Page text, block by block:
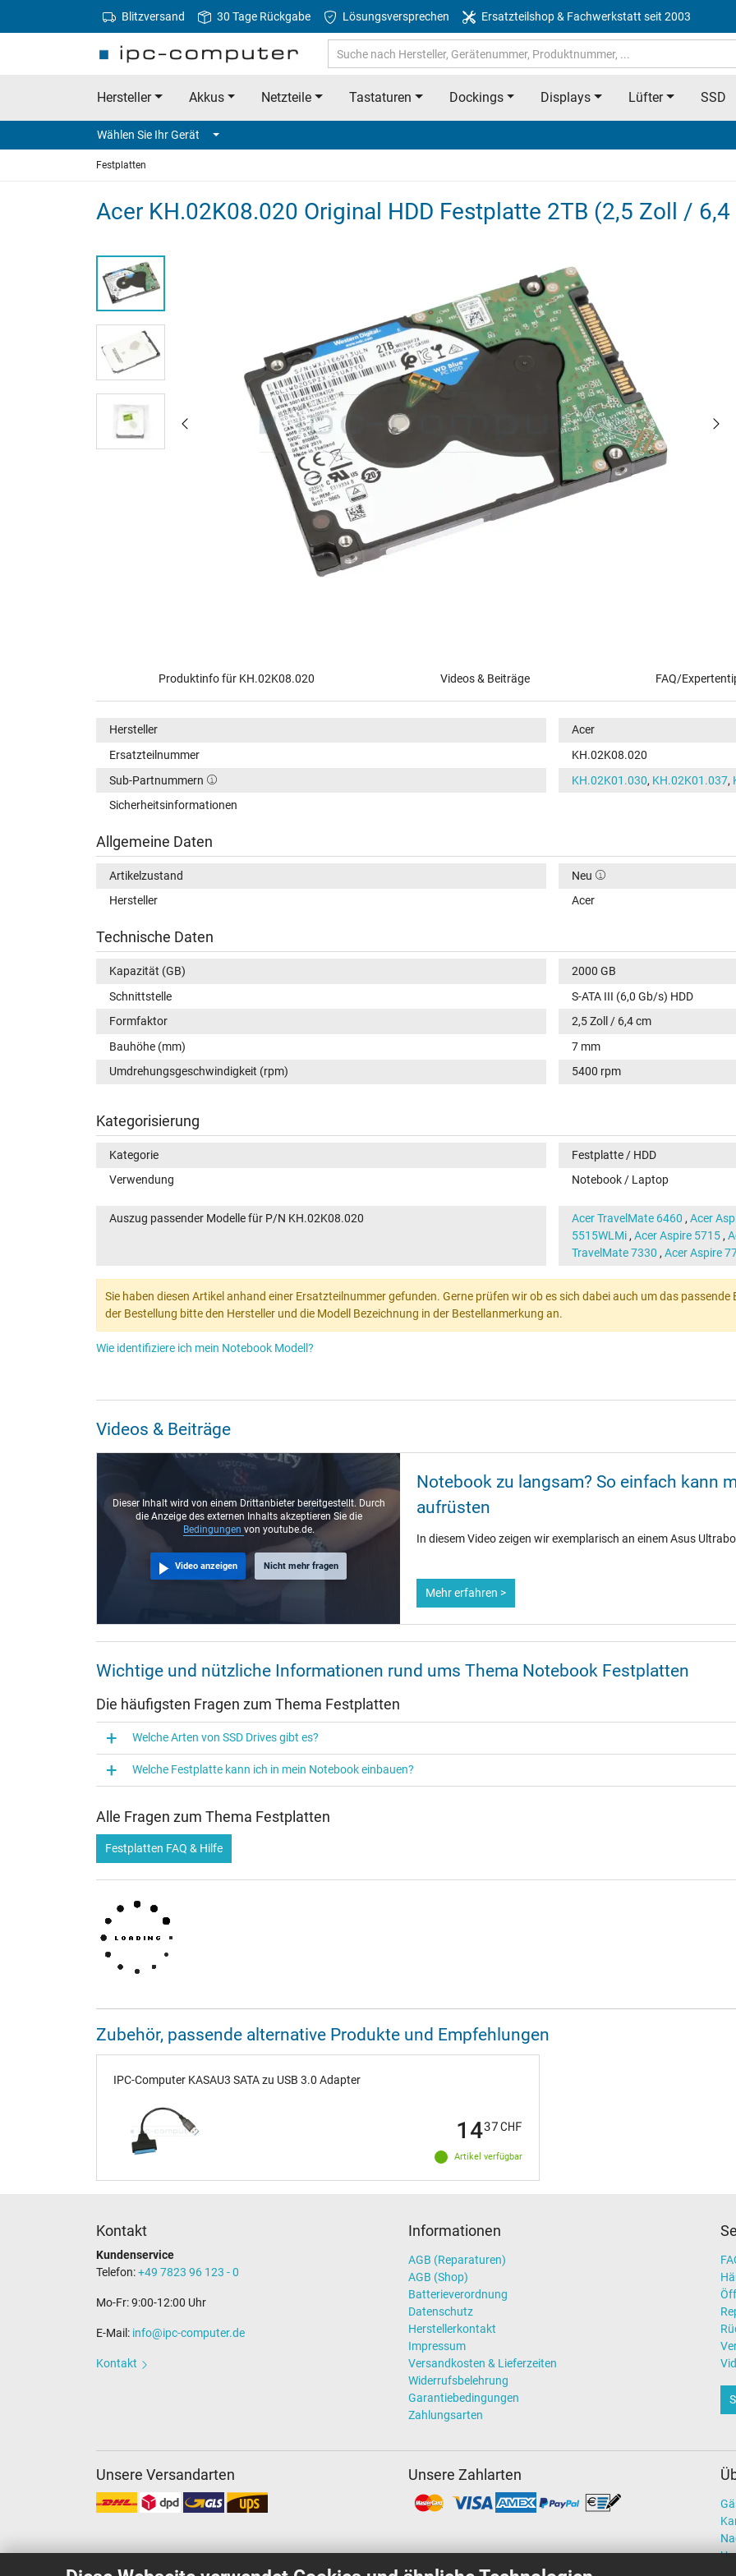
Blitzversand 30 Tage Rückgabe Lösungsversprechen Ersatzteilshop & Fachwerkstatt seit 2003
Hersteller Akkus Netzteile Tastaturen Dockings Displays Lüfter SSD
Wählen Sie Ihr Gerät
Festplatten
Acer KH.02K08.020 Original HDD Festplatte 2TB (2,5 Zoll /
Produktinfo für KH.02K08.020 Videos & Beiträge FAQ/
Hersteller
Acer
Ersatzteilnummer
KH.02K08.020
Sub-Partnummern
KH.02K01.030, KH.02K01.037,
Sicherheitsinformationen
Allgemeine Daten
Artikelzustand
Neu
Hersteller
Acer
Technische Daten
Kapazität (GB)
2000 GB
Schnittstelle
S-ATA III (6,0 Gb/s) HDD
Formfaktor
2,5 Zoll / 6,4 cm
Bauhöhe (mm)
7 mm
Umdrehungsgeschwindigkeit (rpm)
5400 rpm
Kategorisierung
Kategorie
Festplatte / HDD
Verwendung
Notebook / Laptop
Auszug passender Modelle für P/N KH.02K08.020 Acer TravelMate 6460 , Acer
5515WLMi, Acer Aspire 5715,
TravelMate 7330 , Acer Aspire
Sie haben diesen Artikel anhand einer Ersatzteilnummer gefunden. Gerne prüfen wir ob es sich dabei auch um das
der Bestellung bitte den Hersteller und die Modell Bezeichnung in der Bestellanmerkung an.
Wie identifiziere ich mein Notebook Modell?
Videos & Beiträge
Dieser Inhalt wird von einem Drittanbieter bereitgestellt. Durch
die Anzeige des externen Inhalts akzeptieren Sie die
Bedingungen von youtube.de.
Video anzeigen Nicht mehr fragen
Notebook zu langsam? So einfach kann
aufrüsten
In diesem Video zeigen wir exemplarisch an einem Asus
Mehr erfahren >
Wichtige und nützliche Informationen rund ums Thema Notebook Festplatten
Die häufigsten Fragen zum Thema Festplatten
Welche Arten von SSD Drives gibt es?
Welche Festplatte kann ich in mein Notebook einbauen?
Alle Fragen zum Thema Festplatten
Festplatten FAQ & Hilfe
Zubehör, passende alternative Produkte und Empfehlungen
IPC-Computer KASAU3 SATA zu USB 3.0 Adapter
Artikel verfügbar
1437CHF
Kontakt
Kundenservice
Telefon:+49 7823 96 123 - 0
Mo-Fr: 9:00-12:00 Uhr
E-Mail: info@ipc-computer.de
Kontakt
Informationen
AGB (Reparaturen)
AGB (Shop)
Batterieverordnung
Datenschutz
Herstellerkontakt
Impressum
Versandkosten & Lieferzeiten
Widerrufsbelehrung
Garantiebedingungen
Zahlungsarten
Unsere Versandarten Unsere Zahlarten